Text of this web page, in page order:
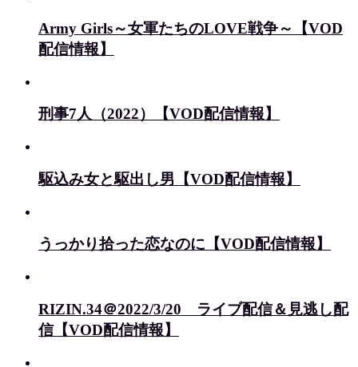
Army Girls～女軍たちのLOVE戦争～【VOD
配信情報】
刑事7人（2022）【VOD配信情報】
駆込み女と駆出し男【VOD配信情報】
うっかり拾った恋なのに【VOD配信情報】
RIZIN.34＠2022/3/20 ライブ配信＆見逃し配
信【VOD配信情報】